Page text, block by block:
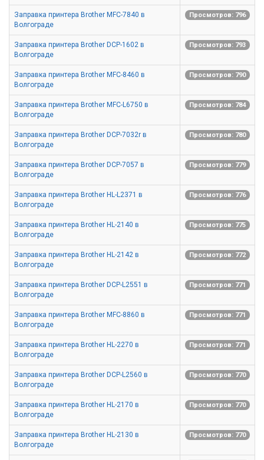
Заправка принтера Brother MFC-7840 в
Волгограде
Просмотров: 796
Заправка принтера Brother DCP-1602 в
Волгограде
Просмотров: 793
Заправка принтера Brother MFC-8460 в
Волгограде
Просмотров: 790
Заправка принтера Brother MFC-L6750 в
Волгограде
Просмотров: 784
Заправка принтера Brother DCP-7032r в
Волгограде
Просмотров: 780
Заправка принтера Brother DCP-7057 в
Волгограде
Просмотров: 779
Заправка принтера Brother HL-L2371 в
Волгограде
Просмотров: 776
Заправка принтера Brother HL-2140 в
Волгограде
Просмотров: 775
Заправка принтера Brother HL-2142 в
Волгограде
Просмотров: 772
Заправка принтера Brother DCP-L2551 в
Волгограде
Просмотров: 771
Заправка принтера Brother MFC-8860 в
Волгограде
Просмотров: 771
Заправка принтера Brother HL-2270 в
Волгограде
Просмотров: 771
Заправка принтера Brother DCP-L2560 в
Волгограде
Просмотров: 770
Заправка принтера Brother HL-2170 в
Волгограде
Просмотров: 770
Заправка принтера Brother HL-2130 в
Волгограде
Просмотров: 770